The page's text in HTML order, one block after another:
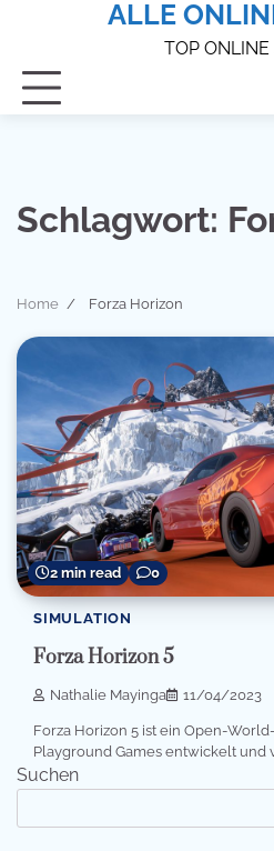
ALLE
TOP ONLINE
Schlagwort:
Home Forza Horizon
2 min read 0
SIMULATION
Forza Horizon 5
Nathalie Mayinga 11/04/2023
Forza Horizon 5 ist ein Open-
Playground Games entwickelt und
Suchen